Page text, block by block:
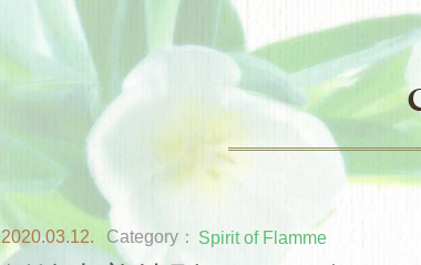
2020.03.12. Category： Spirit of Flamme